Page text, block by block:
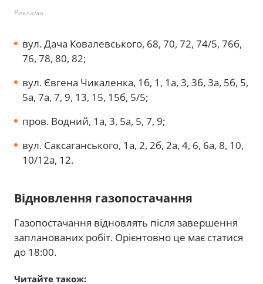
Реклама
вул. Дача Ковалевського, 68, 70, 72, 74/5, 76б,
76, 78, 80, 82;
вул. Євгена Чикаленка, 1б, 1, 1а, 3, 3б, 3а, 5б, 5,
5а, 7а, 7, 9, 13, 15, 15б, 5/5;
пров. Водний, 1а, 3, 5а, 5, 7, 9;
вул. Саксаганського, 1а, 2, 2б, 2а, 4, 6, 6а, 8, 10,
10/12а, 12.
Відновлення газопостачання
Газопостачання відновлять після завершення
запланованих робіт. Орієнтовно це має статися
до 18:00.
Читайте також: